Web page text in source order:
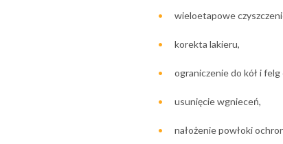
wieloetapowe
korekta lakieru,
ograniczenie do kół i
usunięcie wgnieceń,
nałożenie powłoki